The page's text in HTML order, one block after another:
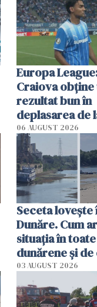
Europa
Craiova obține
rezultat bun în
deplasarea de
06 AUGUST 2026
Seceta
Dunăre. Cum
situația în
dunărene și de
România
efectele, deși a
în iulie
03 AUGUST 2026